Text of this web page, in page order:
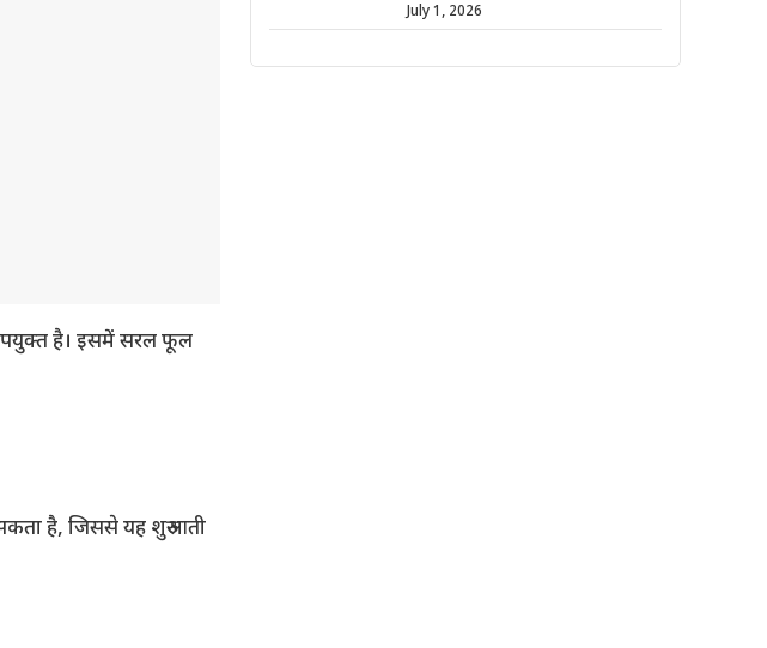
है। इसमें सरल फूल
है, जिससे यह शुरुआती
July 1, 2026